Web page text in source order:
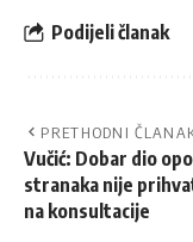
Podijeli članak
PRETHODNI
Vučić: Dobar dio
stranaka nije
na konsultacije